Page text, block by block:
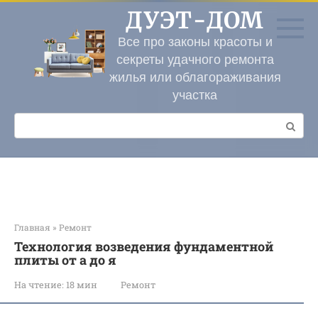
Перейти
контенту
ДУЭТ-ДОМ
Все про законы красоты и
секреты удачного ремонта
жилья или облагораживания
участка
Поиск:
Главная » Ремонт
Технология возведения фундаментной
плиты от а до я
На чтение: 18 мин Ремонт